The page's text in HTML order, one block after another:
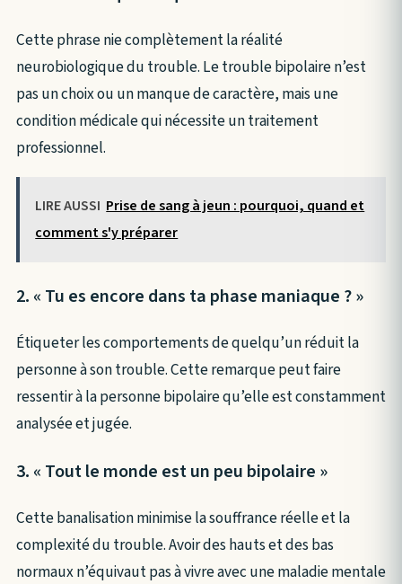
Cette phrase nie complètement la réalité
neurobiologique du trouble. Le trouble bipolaire n’est
pas un choix ou un manque de caractère, mais une
condition médicale qui nécessite un traitement
professionnel.
LIRE AUSSI Prise de sang à jeun : pourquoi, quand et
comment s'y préparer
2. « Tu es encore dans ta phase maniaque ? »
Étiqueter les comportements de quelqu’un réduit la
personne à son trouble. Cette remarque peut faire
ressentir à la personne bipolaire qu’elle est constamment
analysée et jugée.
3. « Tout le monde est un peu bipolaire »
Cette banalisation minimise la souffrance réelle et la
complexité du trouble. Avoir des hauts et des bas
normaux n’équivaut pas à vivre avec une maladie mentale